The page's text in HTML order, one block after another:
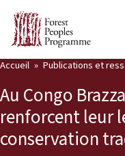
Notre travail
Voix des
Partenaires et Pays
Accueil Publications et
Au Congo
renforcent leur
conservation